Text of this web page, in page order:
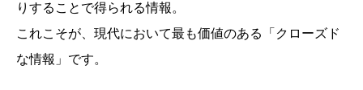
りすることで得られる情報。
これこそが、現代において最も価値のある「クローズド
な情報」です。